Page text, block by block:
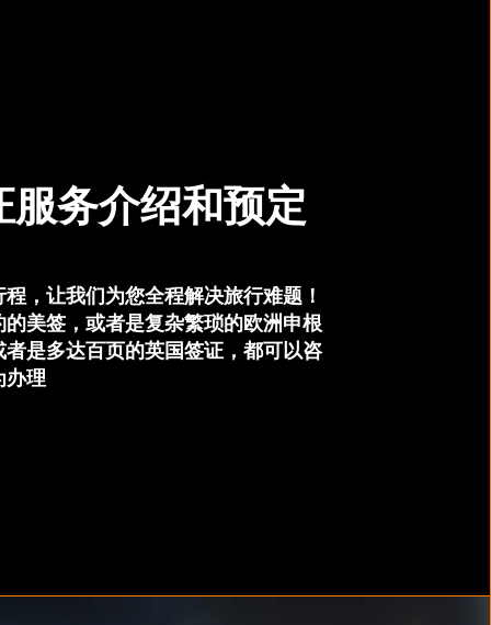
服务介绍和预定
，让我们为您全程解决旅行难题！
的美签，或者是复杂繁琐的欧洲申根
者是多达百页的英国签证，都可以咨
办理